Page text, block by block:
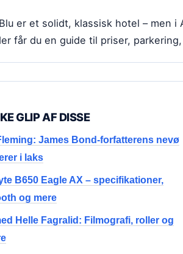
er et solidt, klassisk hotel – men
får du en guide til priser,
GLIP AF DISSE
James Bond-forfatterens nevø
i laks
B650 Eagle AX – specifikationer,
og mere
Helle Fagralid: Filmografi, roller og